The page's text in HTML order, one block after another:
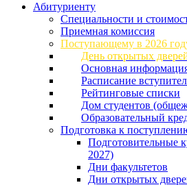
Абитуриенту
Специальности и
Приемная комиссия
Поступающему в 2026
День открытых
Основная
Расписание
Рейтинговые списки
Дом студентов
Образовательный
Подготовка к
Подготовительные
2027)
Дни факультетов
Дни открытых